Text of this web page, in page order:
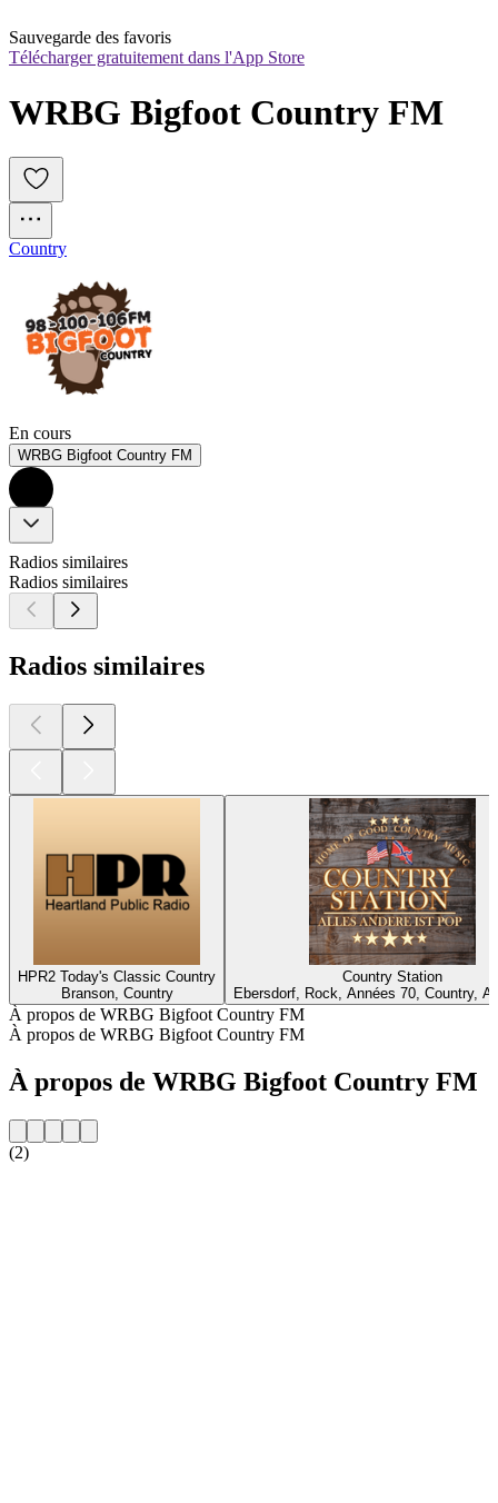
Sauvegarde des favoris
Télécharger gratuitement dans l'App Store
WRBG Bigfoot Country FM
Country
En cours
WRBG Bigfoot Country FM
Radios similaires
Radios similaires
Radios similaires
HPR2 Today's Classic Country
Branson, Country
Country Station
Ebersdorf, Rock, Années 70, Country,
À propos de WRBG Bigfoot Country FM
À propos de WRBG Bigfoot Country FM
À propos de WRBG Bigfoot Country FM
(2)